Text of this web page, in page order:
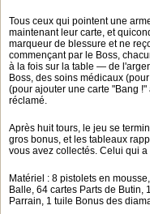
Tous ceux qui pointent une
maintenant leur carte, et
marqueur de blessure et ne
commençant par le Boss,
à la fois sur la table — de
Boss, des soins médicaux
(pour ajouter une carte "Bang
réclamé.
Après huit tours, le jeu se
gros bonus, et les tableaux
vous avez collectés. Celui qui
Matériel : 8 pistolets en
Balle, 64 cartes Parts de
Parrain, 1 tuile Bonus des